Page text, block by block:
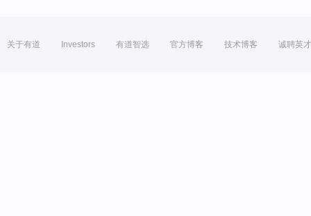
关于有道 Investors 有道智选 官方博客 技术博客 诚聘英才